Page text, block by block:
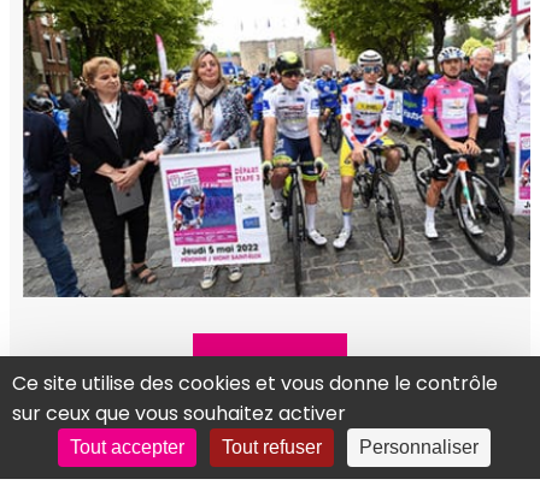
ÉTAPE 3
Ce site utilise des cookies et vous donne le contrôle
sur ceux que vous souhaitez activer
Tout accepter Tout refuser Personnaliser